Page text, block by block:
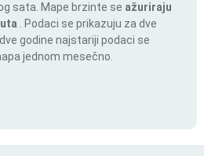
sata. Mape brzinte se ažuriraju
. Podaci se prikazuju za dve
godine najstariji podaci se
jednom mesečno.